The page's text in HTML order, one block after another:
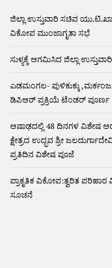
ಜಿಲ್ಲಾ ಉಸ್ತುವಾರಿ ಸಚಿವ
ವಿಕೋಪ ಮುಂಜಾಗೃತಾ ಸಭೆ
ಸುಳ್ಯಕ್ಕೆ ಆಗಮಿಸಿದ ಜಿಲ್ಲಾ
ಎಡಮಂಗಲ- ಪುಳಿಕುಕ್ಕು
ಡಿಪಿಆರ್ ಪ್ರಕ್ರಿಯೆ ಟೆಂಡರ್ ಪೂರ್ಣ
ಆಷಾಢದಲ್ಲಿ 48 ದಿನಗಳ ವಿಶೇಷ
ಕ್ಷೇತ್ರದ ಉದ್ಭವ ಶ್ರೀ
ಪ್ರತಿದಿನ ವಿಶೇಷ ಪೂಜೆ
ಪ್ರಾಕೃತಿಕ ವಿಕೋಪ:ತ್ವರಿತ
ಸೂಚನೆ